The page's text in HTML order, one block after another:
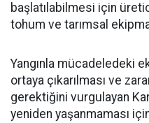
başlatılabilmesi için
tohum ve tarımsal
Yangınla mücadeledeki
ortaya çıkarılması ve
gerektiğini vurgulayan
yeniden yaşanmaması